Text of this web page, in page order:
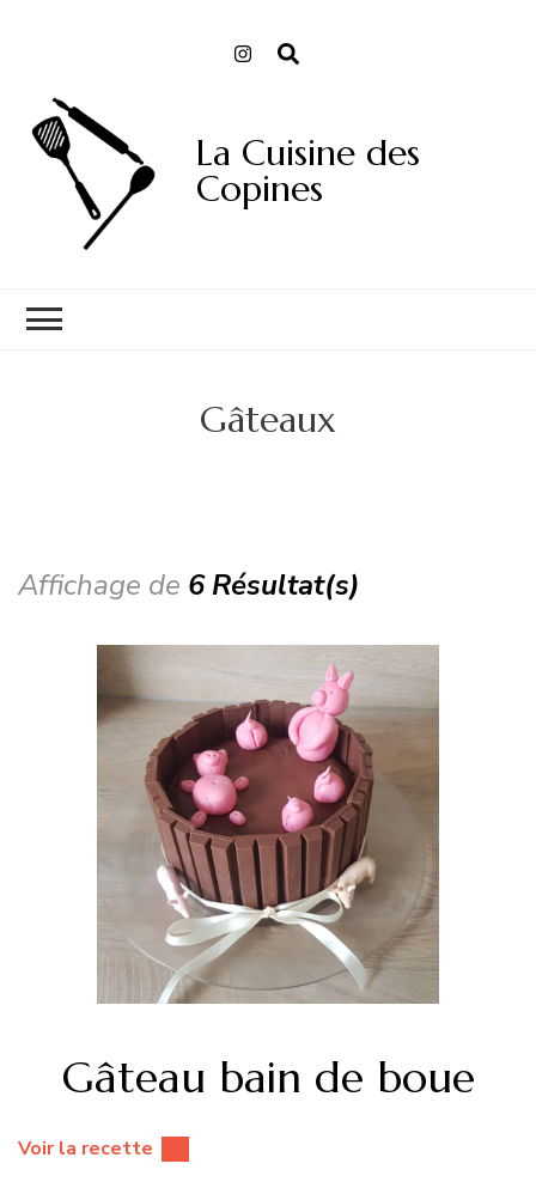
La Cuisine des
Copines
Gâteaux
Affichage de 6 Résultat(s)
Gâteau bain de boue
Voir la recette